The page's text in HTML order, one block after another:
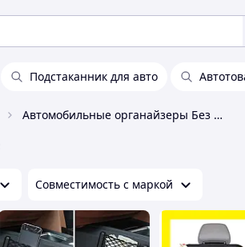
Подстаканник для авто
Автомобильные органайзеры Без бренда
Совместимость с маркой